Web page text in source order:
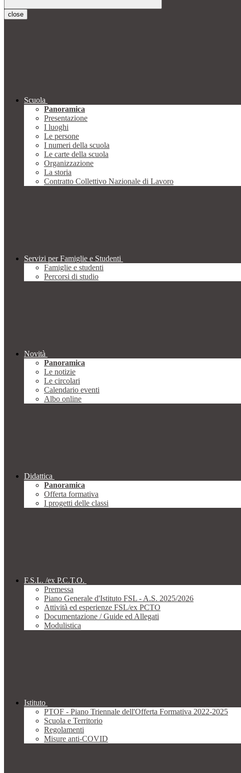
close
Scuola
Panoramica
Presentazione
I luoghi
Le persone
I numeri della scuola
Le carte della scuola
Organizzazione
La storia
Contratto Collettivo Nazionale di Lavoro
Servizi per Famiglie e Studenti
Famiglie e studenti
Percorsi di studio
Novità
Panoramica
Le notizie
Le circolari
Calendario eventi
Albo online
Didattica
Panoramica
Offerta formativa
I progetti delle classi
F.S.L. /ex P.C.T.O.
Premessa
Piano Generale d'Istituto FSL - A.S. 2025/2026
Attività ed esperienze FSL/ex PCTO
Documentazione / Guide ed Allegati
Modulistica
Istituto
PTOF - Piano Triennale dell'Offerta Formativa 2022-2025
Scuola e Territorio
Regolamenti
Misure anti-COVID